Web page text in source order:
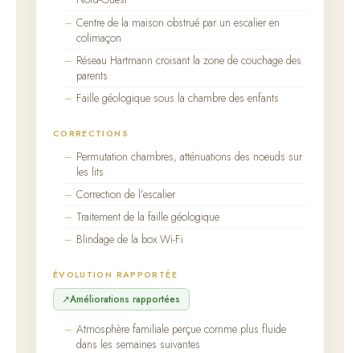
Centre de la maison obstrué par un escalier en
colimaçon
Réseau Hartmann croisant la zone de couchage des
parents
Faille géologique sous la chambre des enfants
CORRECTIONS
Permutation chambres, atténuations des noeuds sur
les lits
Correction de l’escalier
Traitement de la faille géologique
Blindage de la box Wi-Fi
ÉVOLUTION RAPPORTÉE
Améliorations rapportées
Atmosphère familiale perçue comme plus fluide
dans les semaines suivantes